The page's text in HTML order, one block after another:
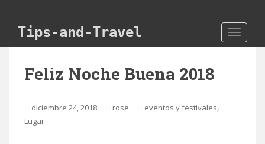
Tips-and-Travel
Feliz Noche Buena 2018
diciembre 24, 2018 rose eventos y festivales,
Lugar